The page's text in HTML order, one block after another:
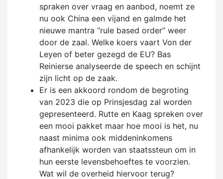
spraken over vraag en aanbod, noemt ze
nu ook China een vijand en galmde het
nieuwe mantra “rule based order” weer
door de zaal. Welke koers vaart Von der
Leyen of beter gezegd de EU? Bas
Reinierse analyseerde de speech en schijnt
zijn licht op de zaak.
Er is een akkoord rondom de begroting
van 2023 die op Prinsjesdag zal worden
gepresenteerd. Rutte en Kaag spreken over
een mooi pakket maar hoe mooi is het, nu
naast minima ook middeninkomens
afhankelijk worden van staatssteun om in
hun eerste levensbehoeftes te voorzien.
Wat wil de overheid hiervoor terug?